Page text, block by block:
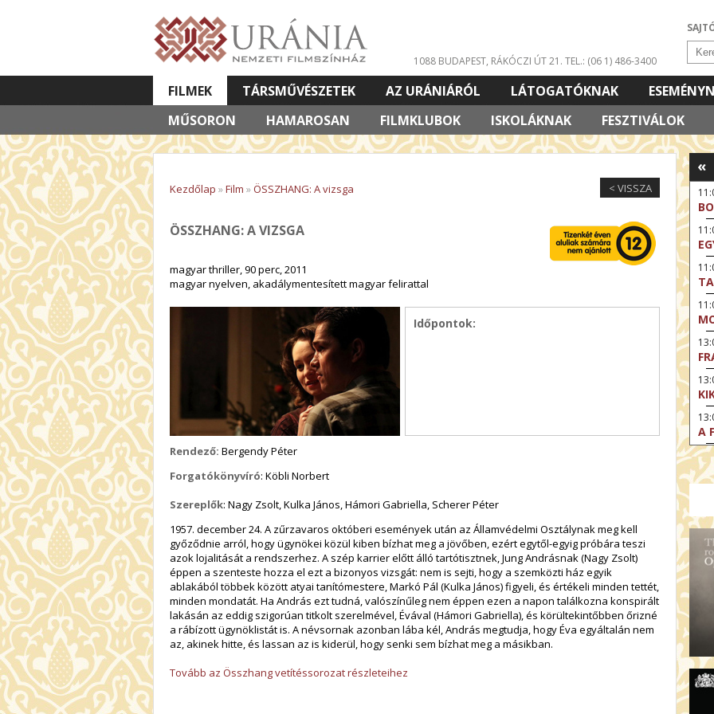
1088 BUDAPEST, RÁKÓCZI ÚT 21. TEL.: (06 1) 486-3400
FILMEK
MŰSORON
HAMAROSAN FILMKLUBOK ISKOLÁKNAK FESZTIVÁLOK
TÁRSMŰVÉSZETEK AZ URÁNIÁRÓL LÁTOGATÓKNAK
VETÍTETT KÉPES ELŐADÁSOK
< VISSZA
Kezdőlap »Film »ÖSSZHANG: A vizsga
ÖSSZHANG: A VIZSGA
magyar thriller, 90 perc, 2011
magyar nyelven, akadálymentesített magyar felirattal
Időpontok:
Rendező: Bergendy Péter
Forgatókönyvíró: Köbli Norbert
Szereplők: Nagy Zsolt, Kulka János, Hámori Gabriella, Scherer Péter
1957. december 24. A zűrzavaros októberi események után az Államvédelmi Osztálynak meg kell
győződnie arról, hogy ügynökei közül kiben bízhat meg a jövőben, ezért egytől-egyig próbára teszi
azok lojalitását a rendszerhez. A szép karrier előtt álló tartótisztnek, Jung Andrásnak (Nagy Zsolt)
éppen a szenteste hozza el ezt a bizonyos vizsgát: nem is sejti, hogy a szemközti ház egyik
ablakából többek között atyai tanítómestere, Markó Pál (Kulka János) figyeli, és értékeli minden tettét,
minden mondatát. Ha András ezt tudná, valószínűleg nem éppen ezen a napon találkozna konspirált
lakásán az eddig szigorúan titkolt szerelmével, Évával (Hámori Gabriella), és körültekintőbben őrizné
a rábízott ügynöklistát is. A névsornak azonban lába kél, András megtudja, hogy Éva egyáltalán nem
az, akinek hitte, és lassan az is kiderül, hogy senki sem bízhat meg a másikban.
Tovább az Összhang vetítéssorozat részleteihez
«
A